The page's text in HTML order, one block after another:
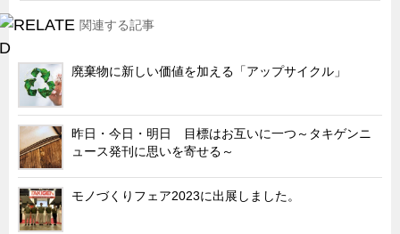
半導体製造装置関連
共同溝・無電柱化関連
サーバーラック・エンクロジャー
特装車・バス・トラック関連
フリーザー・フードマシナリー関連
自動販売機・自動改札機関連
関連する記事
廃棄物に新しい価値を加える「アップサイクル」
昨日・今日・明日 目標はお互いに一つ～タキゲンニ
ュース発刊に思いを寄せる～
モノづくりフェア2023に出展しました。